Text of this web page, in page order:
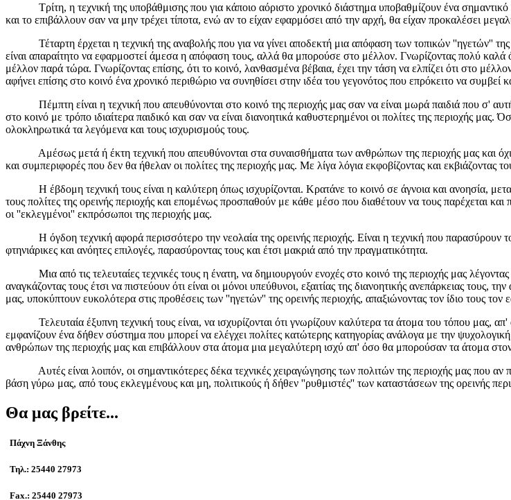
Τρίτη, η τεχνική της υποβάθμισης που για κάποιο αόριστο χρονικό διάστημα υποβαθμίζουν ένα σημαντικό
και το επιβάλλουν σαν να μην τρέχει τίποτα, ενώ αν το είχαν εφαρμόσει από την αρχή, θα είχαν προκαλέσει
Τέταρτη έρχεται η τεχνική της αναβολής που για να γίνει αποδεκτή μια απόφαση των τοπικών ''ηγετών'' της
είναι απαραίτητο να εφαρμοστεί άμεσα η απόφαση τους, αλλά θα μπορούσε στο μέλλον. Γνωρίζοντας πολύ καλά
μέλλον παρά τώρα. Γνωρίζοντας επίσης, ότι το κοινό, λανθασμένα βέβαια, έχει την τάση να ελπίζει ότι στο
αφήνει επίσης στο κοινό ένα χρονικό περιθώριο να συνηθίσει στην ιδέα του γεγονότος που επρόκειτο να συμβεί
Πέμπτη είναι η τεχνική που απευθύνονται στο κοινό της περιοχής μας σαν να είναι μωρά παιδιά που σ'
στο κοινό με τρόπο ιδιαίτερα παιδικό και σαν να είναι διανοητικά καθυστερημένοι οι πολίτες της περιοχής
ολοκληρωτικά τα λεγόμενα και τους ισχυρισμούς τους.
Αμέσως μετά ή έκτη τεχνική που απευθύνονται στα συναισθήματα των ανθρώπων της περιοχής μας και όχι
και συμπεριφορές που δεν θα ήθελαν οι πολίτες της περιοχής μας. Με λίγα λόγια εκφοβίζοντας και εκβιάζοντας
Η έβδομη τεχνική τους είναι η καλύτερη όπως ισχυρίζονται. Κρατάνε το κοινό σε άγνοια και ανοησία,
τους πολίτες της ορεινής περιοχής και επομένως προσπαθούν με κάθε μέσο που διαθέτουν να τους παρέχεται
οι ''εκλεγμένοι'' εκπρόσωποι της περιοχής μας.
Η όγδοη τεχνική αφορά περισσότερο την νεολαία της ορεινής περιοχής. Είναι η τεχνική που παρασύρουν
φτηνιάρικες και ανόητες επιλογές, παρασύροντας τους και έτσι μακριά από την πραγματικότητα.
Μια από τις τελευταίες τεχνικές τους η ένατη, να δημιουργούν ενοχές στο κοινό της περιοχής μας λέγοντας
αναγκάζοντας τους έτσι να πιστεύουν ότι είναι οι μόνοι υπεύθυνοι, εξαιτίας της διανοητικής ανεπάρκειας
μας, υποκύπτουν ευκολότερα στις προθέσεις των ''ηγετών'' της ορεινής περιοχής, απαξιώνοντας τον ίδιο τους
Τελευταία έξυπνη τεχνική τους είναι, να ισχυρίζονται ότι γνωρίζουν καλύτερα τα άτομα του τόπου μας, απ'
εμφανίζουν ένα δήθεν σύστημα που μπορεί να ελέγχει πολίτες κατώτερης κατηγορίας ανάλογα με την
ανθρώπων της περιοχής μας και επιβάλλουν στα άτομα μια μεγαλύτερη ισχύ απ' όσο θα μπορούσαν τα άτομα στον
Αυτές είναι λοιπόν, οι σημαντικότερες δέκα τεχνικές χειραγώγησης των πολιτών της περιοχής μας που αν
βάση γύρω μας, από τους εκλεγμένους και μη, πολιτικούς ή δήθεν ''ρυθμιστές'' των καταστάσεων της ορεινής
Θα μας βρείτε...
Πάχνη Ξάνθης
Τηλ.: 25440 27973
Fax.: 25440 27973